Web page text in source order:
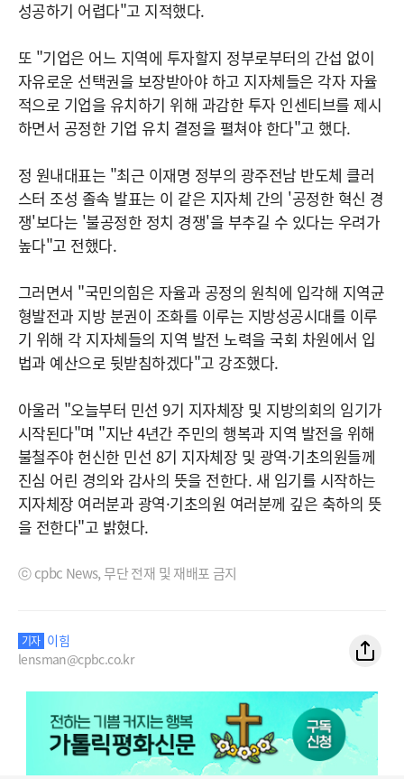
성공하기 어렵다"고 지적했다.
또 "기업은 어느 지역에 투자할지 정부로부터의 간섭 없이
자유로운 선택권을 보장받아야 하고 지자체들은 각자 자율
적으로 기업을 유치하기 위해 과감한 투자 인센티브를 제시
하면서 공정한 기업 유치 결정을 펼쳐야 한다"고 했다.
정 원내대표는 "최근 이재명 정부의 광주전남 반도체 클러
스터 조성 졸속 발표는 이 같은 지자체 간의 '공정한 혁신 경
쟁'보다는 '불공정한 정치 경쟁'을 부추길 수 있다는 우려가
높다"고 전했다.
그러면서 "국민의힘은 자율과 공정의 원칙에 입각해 지역균
형발전과 지방 분권이 조화를 이루는 지방성공시대를 이루
기 위해 각 지자체들의 지역 발전 노력을 국회 차원에서 입
법과 예산으로 뒷받침하겠다"고 강조했다.
아울러 "오늘부터 민선 9기 지자체장 및 지방의회의 임기가
시작된다"며 "지난 4년간 주민의 행복과 지역 발전을 위해
불철주야 헌신한 민선 8기 지자체장 및 광역·기초의원들께
진심 어린 경의와 감사의 뜻을 전한다. 새 임기를 시작하는
지자체장 여러분과 광역·기초의원 여러분께 깊은 축하의 뜻
을 전한다"고 밝혔다.
ⓒ cpbc News, 무단 전재 및 재배포 금지
기자 이힘
lensman@cpbc.co.kr